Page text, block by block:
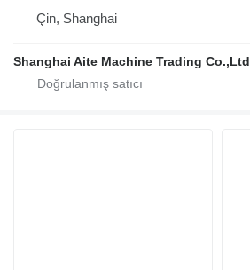
Çin, Shanghai
Shanghai Aite Machine Trading Co.,Ltd